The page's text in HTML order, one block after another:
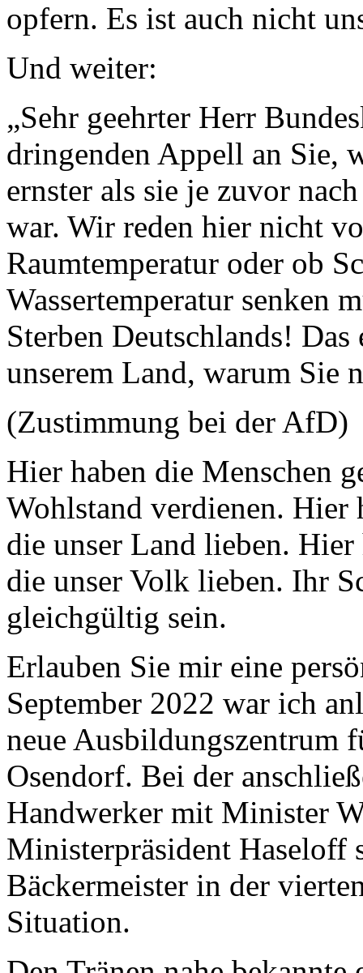
opfern. Es ist auch nicht
Und weiter:
„Sehr geehrter Herr
dringenden Appell an Sie,
ernster als sie je zuvor
war. Wir reden hier nicht
Raumtemperatur oder ob
Wassertemperatur senken
Sterben Deutschlands!
unserem Land, warum Sie
(Zustimmung bei der AfD)
Hier haben die Menschen
Wohlstand verdienen. Hier
die unser Land lieben. Hier
die unser Volk lieben. Ihr
gleichgültig sein.
Erlauben Sie mir eine
September 2022 war ich
neue Ausbildungszentrum
Osendorf. Bei der
Handwerker mit Minister
Ministerpräsident Haseloff
Bäckermeister in der
Situation.